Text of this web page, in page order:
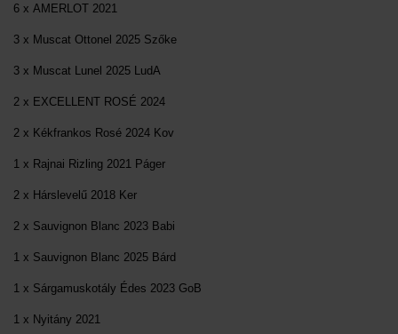
6 x AMERLOT 2021
3 x Muscat Ottonel 2025 Szőke
3 x Muscat Lunel 2025 LudA
2 x EXCELLENT ROSÉ 2024
2 x Kékfrankos Rosé 2024 Kov
1 x Rajnai Rizling 2021 Páger
2 x Hárslevelű 2018 Ker
2 x Sauvignon Blanc 2023 Babi
1 x Sauvignon Blanc 2025 Bárd
1 x Sárgamuskotály Édes 2023 GoB
1 x Nyitány 2021